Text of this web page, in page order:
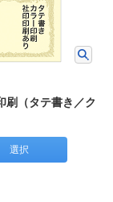
刷（タテ書き／ク
選択